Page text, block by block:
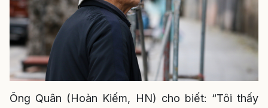
Ông Quân (Hoàn Kiếm, HN) cho biết: “Tôi thấy